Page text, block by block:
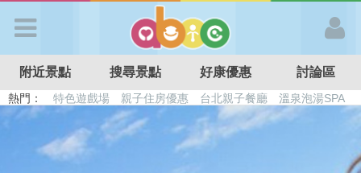
APP登入
首 頁
附近景點 搜尋景點 好康優惠 討論區
熱門： 特色遊戲場 親子住房優惠 台北親子餐廳
溫泉泡湯SPA
溜滑梯民宿
觀光工廠 日本親子景點